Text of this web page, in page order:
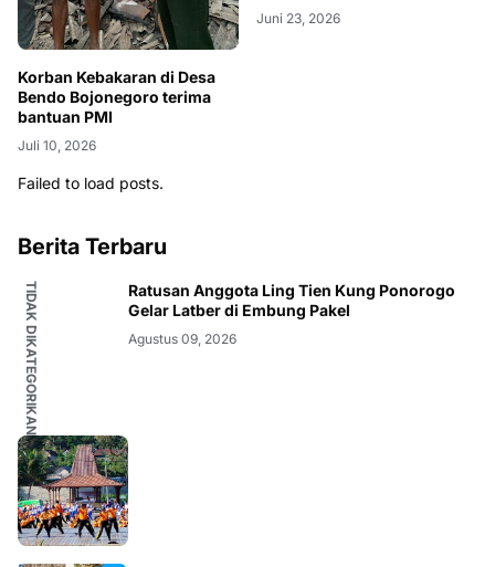
Korban Kebakaran di Desa
Bendo Bojonegoro terima
bantuan PMI
Juli 10, 2026
Juni 23, 2026
Failed to load posts.
Berita Terbaru
TIDAK DIKATEGORIKAN
Ratusan Anggota Ling Tien Kung Ponorogo
Gelar Latber di Embung Pakel
Agustus 09, 2026